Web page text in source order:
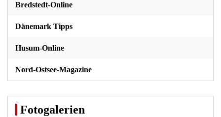
Bredstedt-Online
Dänemark Tipps
Husum-Online
Nord-Ostsee-Magazine
Fotogalerien